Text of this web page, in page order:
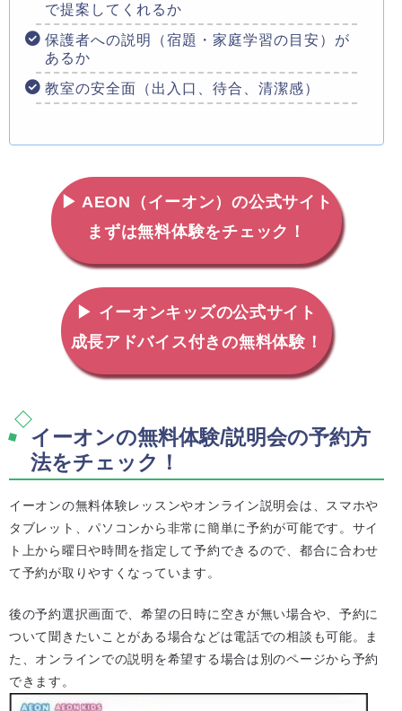
で提案してくれるか
保護者への説明（宿題・家庭学習の目安）が
あるか
教室の安全面（出入口、待合、清潔感）
▶ AEON（イーオン）の公式サイト
まずは無料体験をチェック！
▶ イーオンキッズの公式サイト
成長アドバイス付きの無料体験！
イーオンの無料体験/説明会の予約方
法をチェック！
イーオンの無料体験レッスンやオンライン説明会は、スマホや
タブレット、パソコンから非常に簡単に予約が可能です。サイ
ト上から曜日や時間を指定して予約できるので、都合に合わせ
て予約が取りやすくなっています。
後の予約選択画面で、希望の日時に空きが無い場合や、予約に
ついて聞きたいことがある場合などは電話での相談も可能。ま
た、オンラインでの説明を希望する場合は別のページから予約
できます。